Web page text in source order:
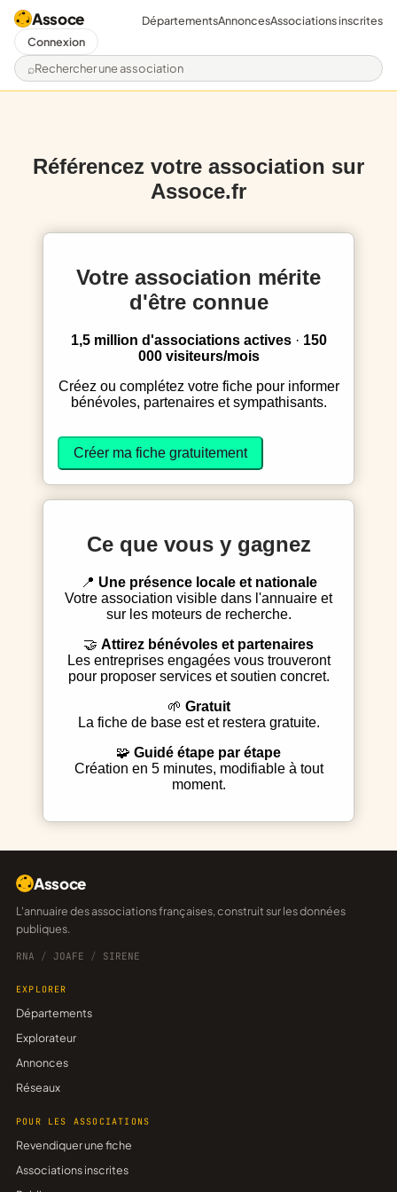
Assoce
Rechercher une association
DépartementsAnnoncesAssociations inscrites
Connexion
Référencez votre association sur
Assoce.fr
Votre association mérite
d'être connue
1,5 million d'associations actives· 150
000 visiteurs/mois
Créez ou complétez votre fiche pour informer
bénévoles, partenaires et sympathisants.
Créer ma fiche gratuitement
Ce que vous y gagnez
Une présence locale et nationale
Votre association visible dans l'annuaire et
sur les moteurs de recherche.
Attirez bénévoles et partenaires
Les entreprises engagées vous trouveront
pour proposer services et soutien concret.
Gratuit
La fiche de base est et restera gratuite.
Guidé étape par étape
Création en 5 minutes, modifiable à tout
moment.
Assoce
L'annuaire des associations françaises, construit sur les données
publiques.
RNA / JOAFE / SIRENE
EXPLORER
Départements
Explorateur
Annonces
Réseaux
POUR LES ASSOCIATIONS
Revendiquer une fiche
Associations inscrites